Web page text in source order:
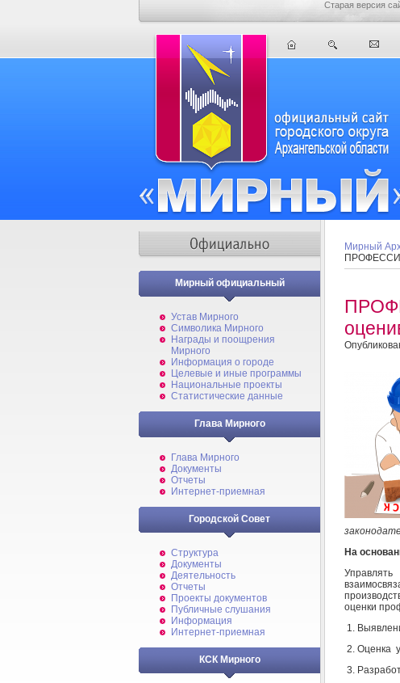
Старая версия
Мирный официальный
Устав Мирного
Символика Мирного
Награды и поощрения
Мирного
Информация о городе
Целевые и иные программы
Национальные проекты
Статистические данные
Глава Мирного
Глава Мирного
Документы
Отчеты
Интернет-приемная
Городской Совет
Структура
Документы
Деятельность
Отчеты
Проекты документов
Публичные слушания
Информация
Интернет-приемная
КСК Мирного
Мирный
На
оценки
1.
2. Оценка
3.